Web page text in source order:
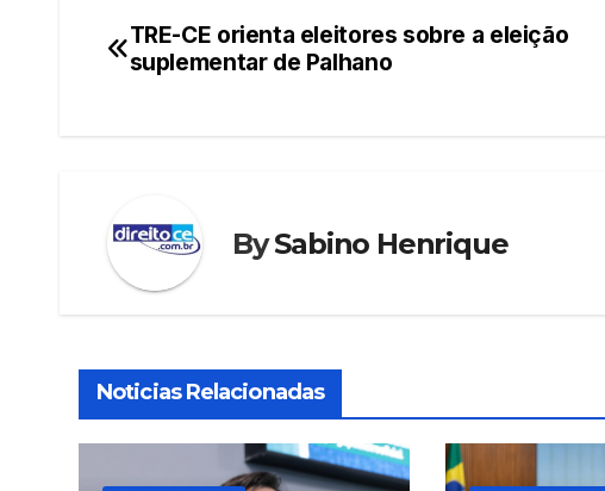
e
b
er
s
A
e
st
e
dI
Navegação
TRE-CE orienta eleitores sobre a eleição
suplementar de Palhano
BySabino Henrique
Noticias Relacionadas